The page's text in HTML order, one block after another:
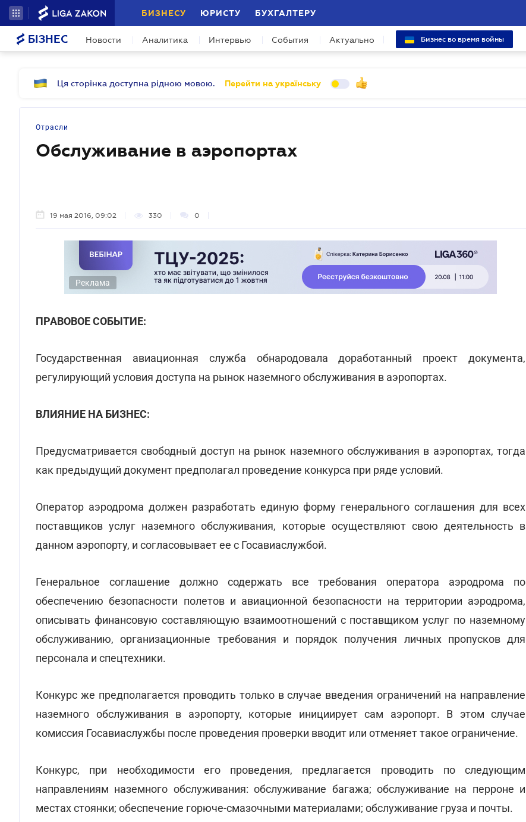
БИЗНЕСУ ЮРИСТУ БУХГАЛТЕРУ
БІЗНЕС Новости Аналитика Интервью События Актуально Бизнес во время войны
Ця сторінка доступна рідною мовою. Перейти на українську
Отрасли
Обслуживание в аэропортах
19 мая 2016, 09:02 330 0
Реклама
ПРАВОВОЕ СОБЫТИЕ:
Государственная авиационная служба обнародовала доработанный проект документа,
регулирующий условия доступа на рынок наземного обслуживания в аэропортах.
ВЛИЯНИЕ НА БИЗНЕС:
Предусматривается свободный доступ на рынок наземного обслуживания в аэропортах, тогда
как предыдущий документ предполагал проведение конкурса при ряде условий.
Оператор аэродрома должен разработать единую форму генерального соглашения для всех
поставщиков услуг наземного обслуживания, которые осуществляют свою деятельность в
данном аэропорту, и согласовывает ее с Госавиаслужбой.
Генеральное соглашение должно содержать все требования оператора аэродрома по
обеспечению безопасности полетов и авиационной безопасности на территории аэродрома,
описывать финансовую составляющую взаимоотношений с поставщиком услуг по наземному
обслуживанию, организационные требования и порядок получения личных пропусков для
персонала и спецтехники.
Конкурс же предполагается проводить только в случае введения ограничений на направление
наземного обслуживания в аэропорту, которые инициирует сам аэропорт. В этом случае
комиссия Госавиаслужбы после проведения проверки вводит или отменяет такое ограничение.
Конкурс, при необходимости его проведения, предлагается проводить по следующим
направлениям наземного обслуживания: обслуживание багажа; обслуживание на перроне и
местах стоянки; обеспечение горюче-смазочными материалами; обслуживание груза и почты.